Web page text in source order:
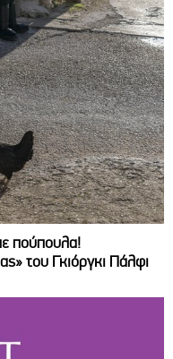
πούπουλα!
του Γκιόργκι Πάλφι